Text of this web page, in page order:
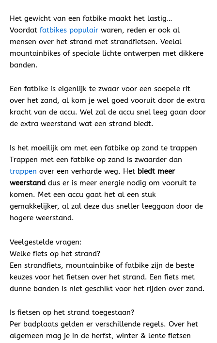
Het gewicht van een fatbike maakt het lastig…
Voordat fatbikes populair waren, reden er ook al
mensen over het strand met strandfietsen. Veelal
mountainbikes of speciale lichte ontwerpen met dikkere
banden.
Een fatbike is eigenlijk te zwaar voor een soepele rit
over het zand, al kom je wel goed vooruit door de extra
kracht van de accu. Wel zal de accu snel leeg gaan door
de extra weerstand wat een strand biedt.
Is het moeilijk om met een fatbike op zand te trappen
Trappen met een fatbike op zand is zwaarder dan
trappen over een verharde weg. Het biedt meer
weerstanddus er is meer energie nodig om vooruit te
komen. Met een accu gaat het al een stuk
gemakkelijker, al zal deze dus sneller leeggaan door de
hogere weerstand.
Veelgestelde vragen:
Welke fiets op het strand?
Een strandfiets, mountainbike of fatbike zijn de beste
keuzes voor het fietsen over het strand. Een fiets met
dunne banden is niet geschikt voor het rijden over zand.
Is fietsen op het strand toegestaan?
Per badplaats gelden er verschillende regels. Over het
algemeen mag je in de herfst, winter & lente fietsen